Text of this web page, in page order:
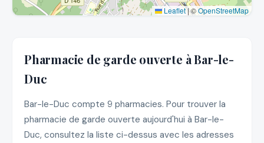
Leaflet|©OpenStreetMap
Pharmacie de garde ouverte à Bar-le-
Duc
Bar-le-Duc compte 9 pharmacies. Pour trouver la
pharmacie de garde ouverte aujourd'hui à Bar-le-
Duc, consultez la liste ci-dessus avec les adresses